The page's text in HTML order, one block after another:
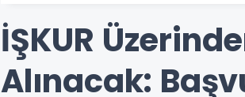
İŞKUR
Alınacak: